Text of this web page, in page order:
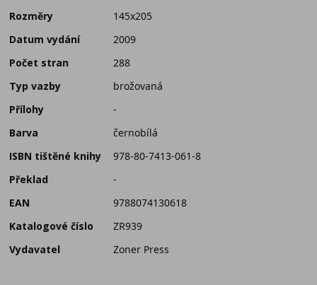
Rozměry
145x205
Datum vydání
2009
Počet stran
288
Typ vazby
brožovaná
Přílohy
-
Barva
černobílá
ISBN tištěné knihy
978-80-7413-061-8
Překlad
-
EAN
9788074130618
Katalogové číslo
ZR939
Vydavatel
Zoner Press